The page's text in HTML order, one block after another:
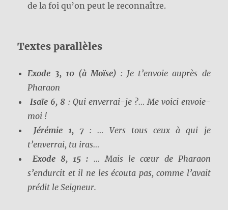
de la foi qu’on peut le reconnaître.
Textes parallèles
Exode 3, 10 (à Moïse) : Je t’envoie auprès de
Pharaon
Isaïe 6, 8 : Qui enverrai-je ?… Me voici envoie-
moi !
Jérémie 1, 7 : … Vers tous ceux à qui je
t’enverrai, tu iras…
Exode 8, 15 : … Mais le cœur de Pharaon
s’endurcit et il ne les écouta pas, comme l’avait
prédit le Seigneur.